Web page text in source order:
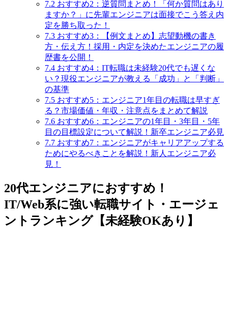
7.2 おすすめ2：逆質問まとめ！「何か質問はあり
ますか？」に先輩エンジニアは面接でこう答え内
定を勝ち取った！
7.3 おすすめ3：【例文まとめ】志望動機の書き
方・伝え方！採用・内定を決めたエンジニアの履
歴書を公開！
7.4 おすすめ4：IT転職は未経験20代でも遅くな
い？現役エンジニアが教える「成功」と「判断」
の基準
7.5 おすすめ5：エンジニア1年目の転職は早すぎ
る？市場価値・年収・注意点をまとめて解説
7.6 おすすめ6：エンジニアの1年目・3年目・5年
目の目標設定について解説！新卒エンジニア必見
7.7 おすすめ7：エンジニアがキャリアアップする
ためにやるべきことを解説！新人エンジニア必
見！
20代エンジニアにおすすめ！
IT/Web系に強い転職サイト・エージェ
ントランキング【未経験OKあり】